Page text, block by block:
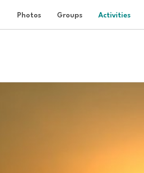
Photos Groups Activities